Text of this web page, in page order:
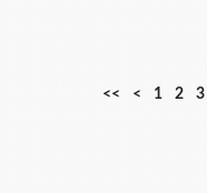
<< < 1 2 3